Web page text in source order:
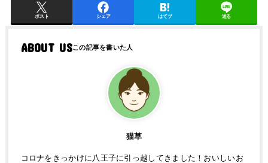
ポスト シェア はてブ 送る
ABOUT US
猫草
コロナをきっかけに八王子に引っ越してきました！おいしいお